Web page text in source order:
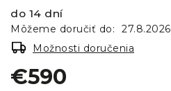
€590
do 14 dní
Môžeme doručiť do:
27.8.2026
Možnosti doručenia